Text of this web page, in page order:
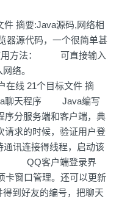
摘要:Java源码,网络相
源代码，一个很简单甚
用方法： 可直接输入
络。
在线 21个目标文件 摘
聊天程序 Java编写
序分服务端和客户端，典
求的时候，验证用户登
通讯连接得线程，启动该
。 QQ客户端登录界
卡窗口管理。还可以更新
到好友的编号，把聊天